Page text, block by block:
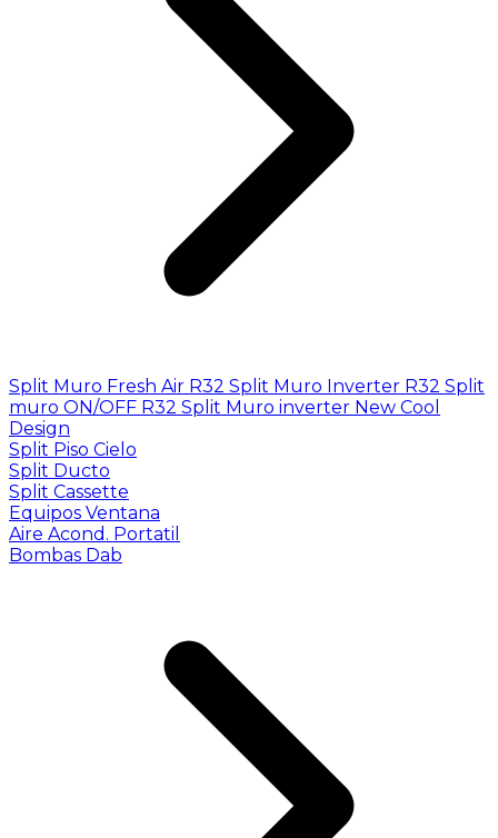
Split Muro Fresh Air R32 Split Muro Inverter R32 Split
muro ON/OFF R32 Split Muro inverter New Cool
Design
Split Piso Cielo
Split Ducto
Split Cassette
Equipos Ventana
Aire Acond. Portatil
Bombas Dab